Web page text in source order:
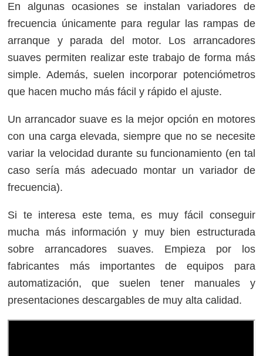
En algunas ocasiones se instalan variadores de
frecuencia únicamente para regular las rampas de
arranque y parada del motor. Los arrancadores
suaves permiten realizar este trabajo de forma más
simple. Además, suelen incorporar potenciómetros
que hacen mucho más fácil y rápido el ajuste.
Un arrancador suave es la mejor opción en motores
con una carga elevada, siempre que no se necesite
variar la velocidad durante su funcionamiento (en tal
caso sería más adecuado montar un variador de
frecuencia).
Si te interesa este tema, es muy fácil conseguir
mucha más información y muy bien estructurada
sobre arrancadores suaves. Empieza por los
fabricantes más importantes de equipos para
automatización, que suelen tener manuales y
presentaciones descargables de muy alta calidad.